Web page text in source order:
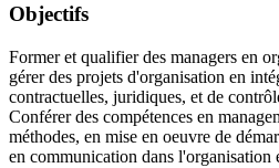
Objectifs
Former et qualifier des managers en
gérer des projets d'organisation en
contractuelles, juridiques, et de
Conférer des compétences en
méthodes, en mise en oeuvre de
en communication dans l'organisation